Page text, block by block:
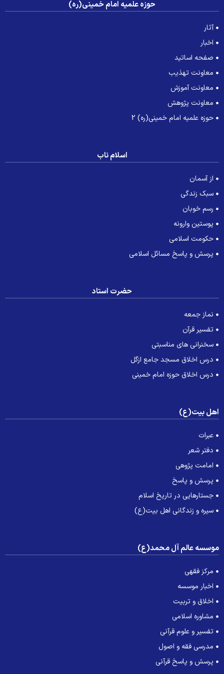
حوزه علمیه امام خمینی(ره)
آثار
اخبار
صفحه اساتید
معاونت تهذیب
معاونت آموزش
معاونت پژوهش
حوزه علمیه امام خمینی(ره) 2
اسلام ناب
از آسمان
سبک زندگی
رسم خوبان
پوستین وارونه
حکومت اسلامی
پرسش و پاسخ مسائل اسلامی
حضرت استاد
نماز جمعه
تفسیر قرآن
سخنرانی های مناسبتی
درس اخلاق مسجد جامع ازگل
درس اخلاق حوزه امام خمینی
بیت(ع)
عبرات
دفتر شعر
امامت پژوهی
پرسش و پاسخ
جستارهایی در تاریخ اسلام
سیره و زندگانی اهل بیت(ع)
عالم آل محمد(ع)
مرکز فقهی
اخبار موسسه
اخلاق و تربیت
مشاوره اسلامی
تفسیر و علوم قرآنی
مدرسی فقه و اصول
پرسش و پاسخ قرآنی